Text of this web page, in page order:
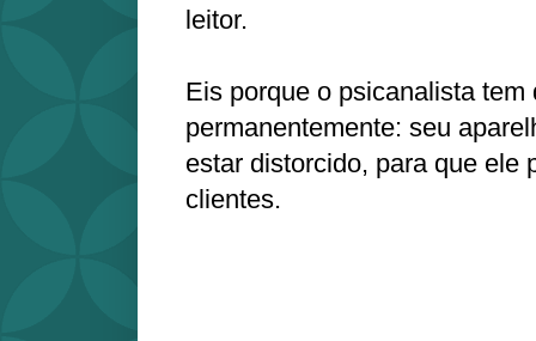
leitor.
Eis porque o psicanalista tem
permanentemente: seu
estar distorcido, para que ele
clientes.